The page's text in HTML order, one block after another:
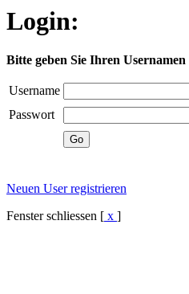
Login:
Bitte geben Sie Ihren
Username
Passwort
Neuen User registrieren
Fenster schliessen [ x ]